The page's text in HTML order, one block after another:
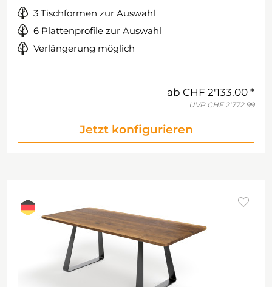
3 Tischformen zur Auswahl
6 Plattenprofile zur Auswahl
Verlängerung möglich
ab CHF 2'133.00
UVP CHF 2'772.99
Jetzt konfigurieren